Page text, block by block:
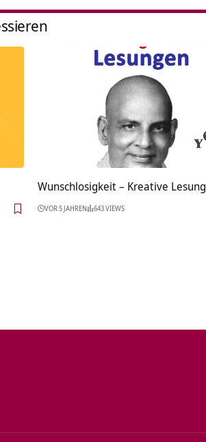
Wunschlosigkeit – Kreative Lesung
VOR 5 JAHREN 643 VIEWS